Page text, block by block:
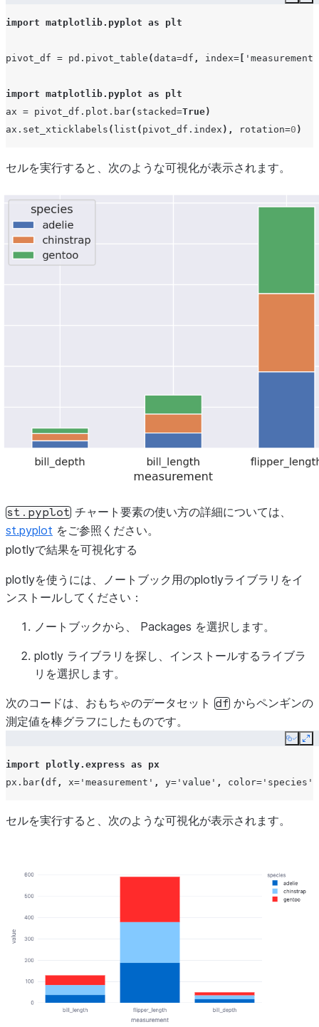
import matplotlib.pyplot as plt
pivot_df = pd . pivot_table (data=df , index= 'measurement'
import matplotlib.pyplot as
plt
ax = pivot_df . plot . bar( stacked=True)
ax . set_xticklabels ( list ( pivot_df . index ), rotation=0 )
セルを実行すると、次のような可視化が表示されます。
st.pyplot チャート要素の使い方の詳細については、
st.pyplot をご参照ください。
plotlyで結果を可視化する
plotlyを使うには、ノートブック用のplotlyライブラリをイ
ンストールしてください：
ノートブックから、 Packages を選択します。
plotly ライブラリを探し、インストールするライブラ
リを選択します。
次のコードは、おもちゃのデータセット df からペンギンの
測定値を棒グラフにしたものです。
Copy
import plotly.express as
px
px . bar(df , x= 'measurement' , y= 'value' , color= 'species'
セルを実行すると、次のような可視化が表示されます。